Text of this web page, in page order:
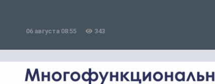
06 августа 08:55 343